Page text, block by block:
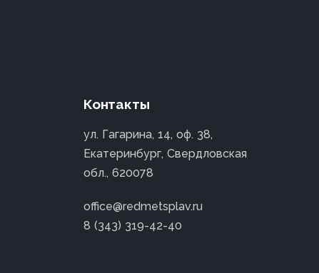
Контакты
ул. Гагарина, 14, оф. 38,
Екатеринбург, Свердловская
обл., 620078
office@redmetsplav.ru
8 (343) 319-42-40